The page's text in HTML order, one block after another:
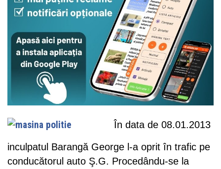
În data de 08.01.2013
inculpatul Barangă George l-a oprit în trafic pe
conducătorul auto Ş.G. Procedându-se la